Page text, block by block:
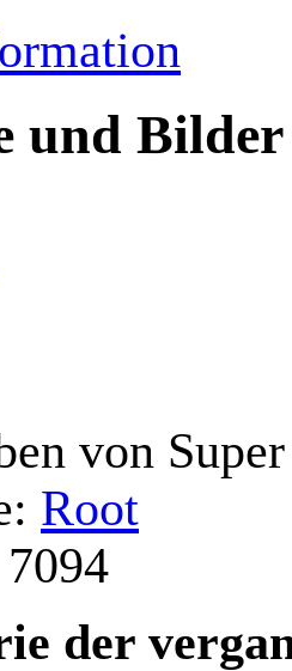
und Bilder
von
Root
der